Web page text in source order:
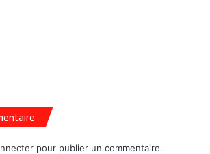
pour publier un commentaire.